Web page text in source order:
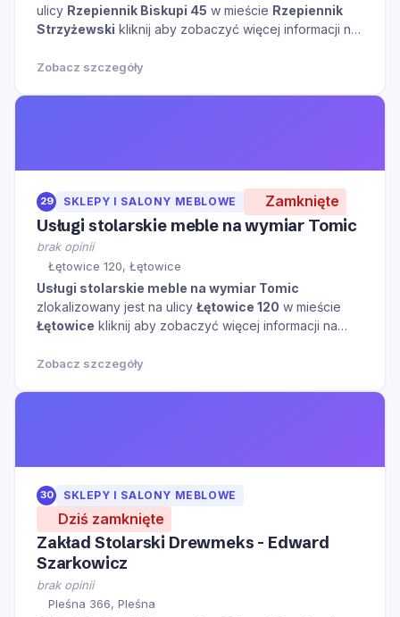
ulicy Rzepiennik Biskupi 45 w mieście Rzepiennik
Strzyżewski kliknij aby zobaczyć więcej informacji na
Zobacz szczegóły
29 SKLEPY I SALONY MEBLOWE Zamknięte
Usługi stolarskie meble na wymiar Tomic
brak opinii
Łętowice 120, Łętowice
Usługi stolarskie meble na wymiar Tomic
zlokalizowany jest na ulicy Łętowice 120 w mieście
Łętowice kliknij aby zobaczyć więcej informacji na
Zobacz szczegóły
30 SKLEPY I SALONY MEBLOWE
Dziś zamknięte
Zakład Stolarski Drewmeks - Edward
Szarkowicz
brak opinii
Pleśna 366, Pleśna